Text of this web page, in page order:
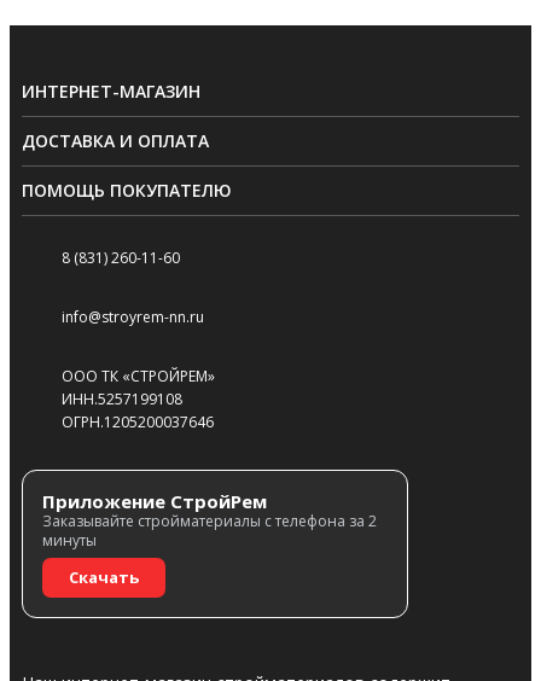
ИНТЕРНЕТ-МАГАЗИН
ДОСТАВКА И ОПЛАТА
ПОМОЩЬ ПОКУПАТЕЛЮ
8 (831) 260-11-60
info@stroyrem-nn.ru
ООО ТК «СТРОЙРЕМ»
ИНН.5257199108
ОГРН.1205200037646
Приложение СтройРем
Заказывайте стройматериалы с телефона за 2
минуты
Скачать